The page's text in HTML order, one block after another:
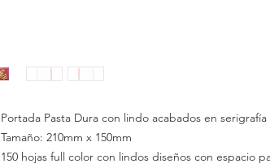
Portada Pasta Dura con lindo acabados en serigrafía
Tamaño: 210mm x 150mm
150 hojas full color con lindos diseños con espacio